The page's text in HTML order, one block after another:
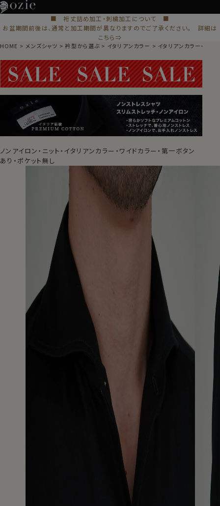
■ 裄丈詰め加工・刺繍加工について ■
お盆期間前後は、通常と加工期間が異なりますのでご了承ください。 詳細は
こちら⇒
HOME メンズシャツ 衿型から選ぶ イタリアンカラー イタリアンカラー・ワイド
ノンアイロン・ニット・イタリアンカラー・ワイドカラー・第一ボタン
あり・ポケット無し